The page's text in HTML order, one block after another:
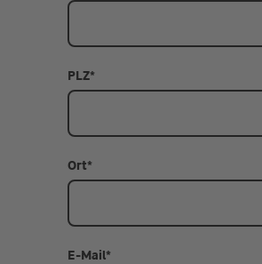
PLZ*
Ort*
E-Mail*